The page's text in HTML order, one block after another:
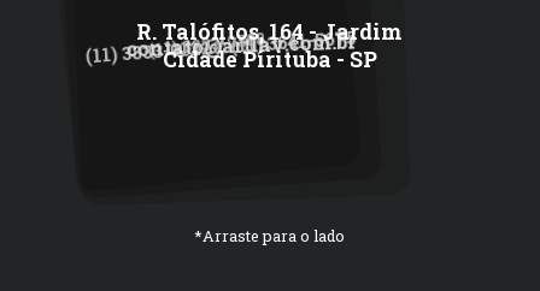
(11) 3833-0388
(11) 3833-0122/(11) 3641-5675
contato@artlav.com.br
R. Talófitos, 164 - Jardim
Cidade Pirituba - SP
*Arraste para o lado